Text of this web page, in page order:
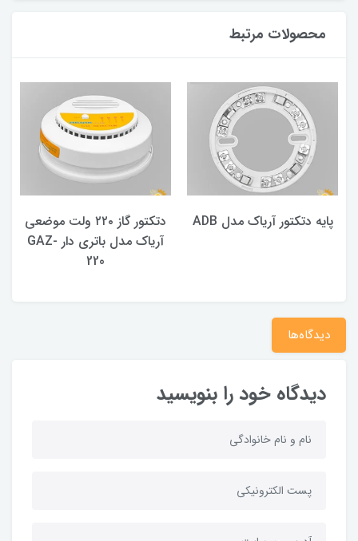
محصولات مرتبط
پایه دتکتور آریاک مدل ADB
دتکتور گاز ۲۲۰ ولت موضعی
آریاک مدل باتری دار GAZ-
220
دیدگاه‌ها
دیدگاه خود را بنویسید